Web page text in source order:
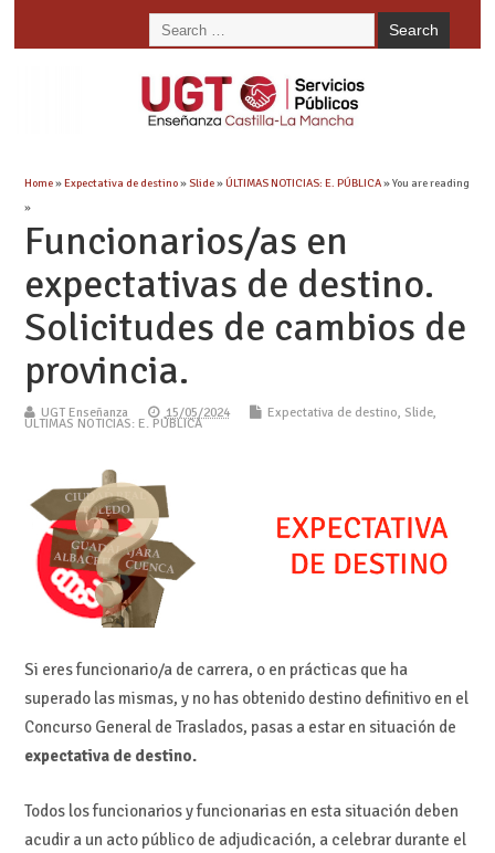
Home»Expectativa de destino»Slide»ÚLTIMAS NOTICIAS: E. PÚBLICA» You are reading
»
Funcionarios/as en
expectativas de destino.
Solicitudes de cambios de
provincia.
UGT Enseñanza 15/05/2024 Expectativa de destino, Slide,
ÚLTIMAS NOTICIAS: E. PÚBLICA
Si eres funcionario/a de carrera, o en prácticas que ha
superado las mismas, y no has obtenido destino definitivo en el
Concurso General de Traslados, pasas a estar en situación de
expectativa de destino.
Todos los funcionarios y funcionarias en esta situación deben
acudir a un acto público de adjudicación, a celebrar durante el